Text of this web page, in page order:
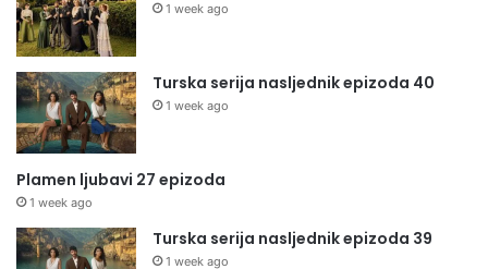
1 week ago
Turska serija nasljednik epizoda 40
1 week ago
Plamen ljubavi 27 epizoda
1 week ago
Turska serija nasljednik epizoda 39
1 week ago